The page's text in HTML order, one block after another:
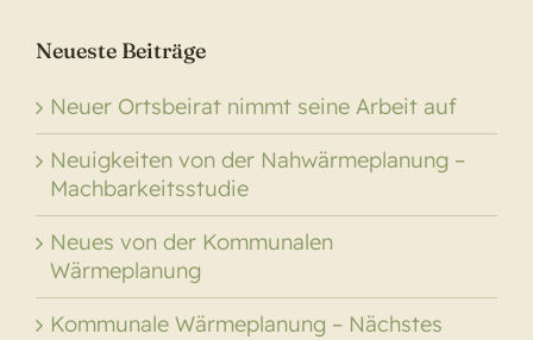
Neueste Beiträge
Neuer Ortsbeirat nimmt seine Arbeit auf
Neuigkeiten von der Nahwärmeplanung –
Machbarkeitsstudie
Neues von der Kommunalen
Wärmeplanung
Kommunale Wärmeplanung – Nächstes